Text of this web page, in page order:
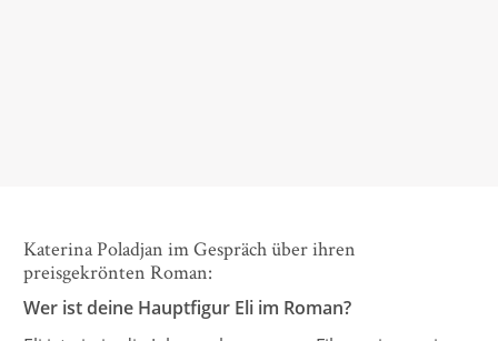
Katerina Poladjan im Gespräch über ihren
preisgekrönten Roman:
Wer ist deine Hauptfigur Eli im Roman?